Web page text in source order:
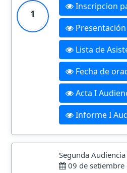
1
Inscripcion
Lista de
Fecha de
Acta I
Informe I
Segunda
09 de setiembre